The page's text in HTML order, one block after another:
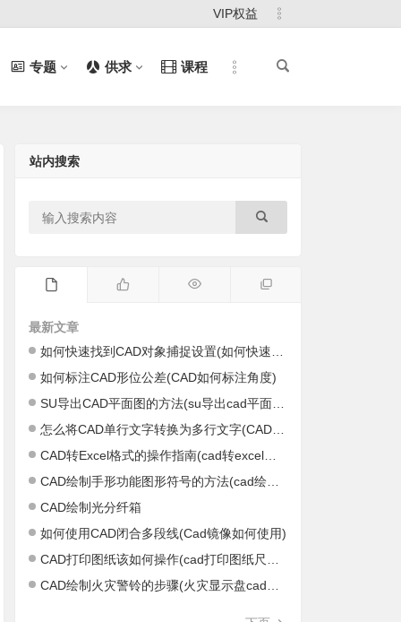
VIP权益
专题 供求 课程
站内搜索
最新文章
如何快速找到CAD对象捕捉设置(如何快速找到cad里的图)
如何标注CAD形位公差(CAD如何标注角度)
SU导出CAD平面图的方法(su导出cad平面图不正)
怎么将CAD单行文字转换为多行文字(CAD单行文字怎么结束)
CAD转Excel格式的操作指南(cad转excel软件)
CAD绘制手形功能图形符号的方法(cad绘制距形)
CAD绘制光分纤箱
如何使用CAD闭合多段线(Cad镜像如何使用)
CAD打印图纸该如何操作(cad打印图纸尺寸设置)
CAD绘制火灾警铃的步骤(火灾显示盘cad图标)